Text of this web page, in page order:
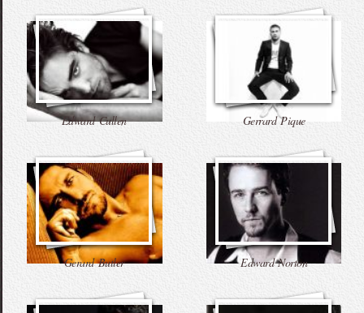
Edward Cullen Gerrard Pique
Gerard Butler Edward Norton